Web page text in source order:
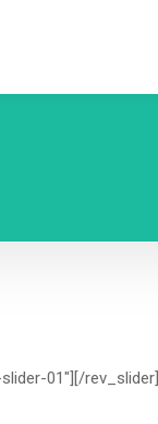
01″][/rev_slider]